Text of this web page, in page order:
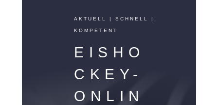
AKTUELL | SCHNELL |
KOMPETENT
EISHO
CKEY-
ONLIN